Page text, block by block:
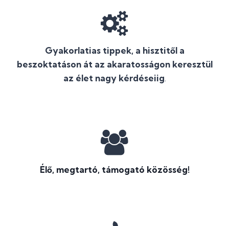
Gyakorlatias tippek, a hisztitől a
beszoktatáson át az akaratosságon keresztül
az élet nagy kérdéseiig.
Élő, megtartó, támogató közösség!